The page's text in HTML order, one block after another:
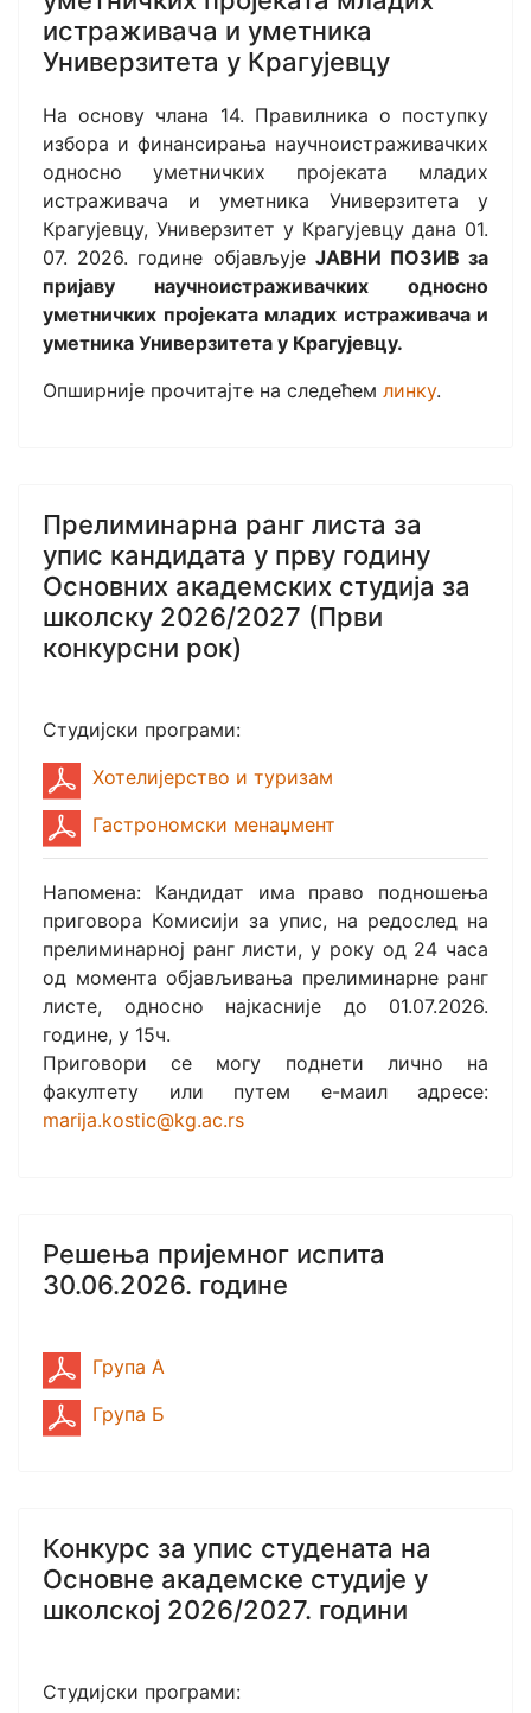
истраживача и уметника
Универзитета у Крагујевцу
На основу члана 14. Правилника о поступку
избора и финансирања научноистраживачких
односно уметничких пројеката младих
истраживача и уметника Универзитета у
Крагујевцу, Универзитет у Крагујевцу дана 01.
07. 2026. године објављује ЈАВНИ ПОЗИВ за
пријаву научноистраживачких односно
уметничких пројеката младих истраживача и
уметника Универзитета у Крагујевцу.
Опширније прочитајте на следећем линку.
Прелиминарна ранг листа за
упис кандидата у прву годину
Основних академских студија за
школску 2026/2027 (Први
конкурсни рок)
Студијски програми:
Хотелијерство и туризам
Гастрономски менаџмент
Напомена: Кандидат има право подношења
приговора Комисији за упис, на редослед на
прелиминарној ранг листи, у року од 24 часа
од момента објављивања прелиминарне ранг
листе, односно најкасније до 01.07.2026.
године, у 15ч.
Приговори се могу поднети лично на
факултету или путем е-маил адресе:
marija.kostic@kg.ac.rs
Решења пријемног испита
30.06.2026. године
Група А
Група Б
Конкурс за упис студената на
Основне академске студије у
школској 2026/2027. години
Студијски програми: